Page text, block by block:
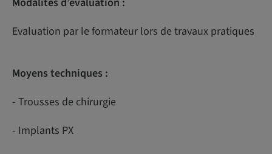
Evaluation par le formateur lors de travaux pratiques
Moyens techniques :
- Trousses de chirurgie
- Implants PX